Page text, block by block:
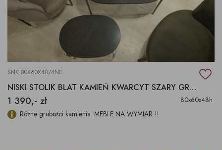
SNK 80X60X48/4NC
NISKI STOLIK BLAT KAMIEŃ KWARCYT SZARY GRAFIT
1 390,- zł 80x60x48h
Różne grubości kamienia. MEBLE NA WYMIAR !!